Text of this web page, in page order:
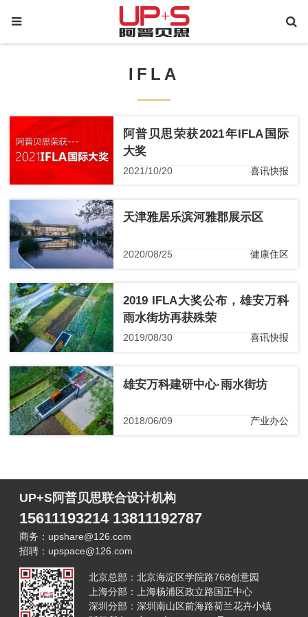
IFLA
阿普贝思荣获2021年IFLA国际
大奖
2021/10/20 喜讯快报
天津雅居乐滨河雅郡展示区
2020/08/25 健康住区
2019 IFLA大奖公布，雄安万科
雨水街坊再获殊荣
2019/08/30 喜讯快报
雄安万科建研中心·雨水街坊
2018/06/09 产业办公
UP+S阿普贝思联合设计机构
15611193214 13811192787
商务：upshare@126.com
招聘：upspace@126.com
北京总部：北京海淀区学院路768创意园
上海分部：上海杨浦区政立路国正中心
深圳分部：深圳南山区前海路荷兰花卉小镇